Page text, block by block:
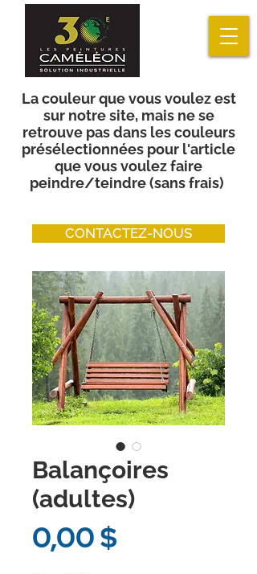
La couleur que vous voulez est
sur notre site, mais ne se
retrouve pas dans les couleurs
présélectionnées pour l'article
que vous voulez faire
peindre/teindre (sans frais)
CONTACTEZ-NOUS
Balançoires
(adultes)
0,00 $Prix